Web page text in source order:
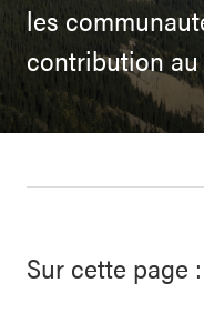
les
contribution au
Sur cette page :